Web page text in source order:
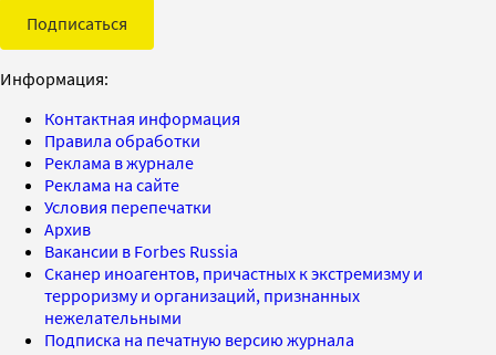
Подписаться
Информация:
Контактная информация
Правила обработки
Реклама в журнале
Реклама на сайте
Условия перепечатки
Архив
Вакансии в Forbes Russia
Сканер иноагентов, причастных к экстремизму и
терроризму и организаций, признанных
нежелательными
Подписка на печатную версию журнала